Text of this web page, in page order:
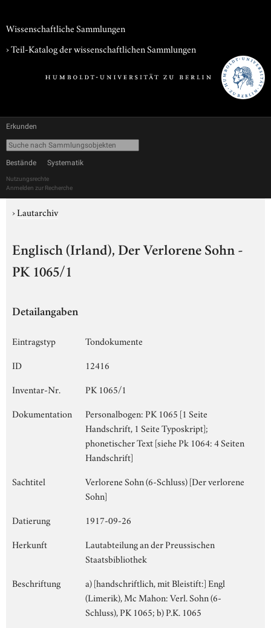
Wissenschaftliche Sammlungen
› Teil-Katalog der wissenschaftlichen Sammlungen
Erkunden
Bestände Systematik
Nutzungsrechte
Anmelden zur Recherche
›Lautarchiv
Englisch (Irland), Der Verlorene Sohn -
PK 1065/1
Detailangaben
Eintragstyp
Tondokumente
ID
12416
Inventar-Nr.
PK 1065/1
Dokumentation
Personalbogen: PK 1065 [1 Seite
Handschrift, 1 Seite Typoskript];
phonetischer Text [siehe Pk 1064: 4 Seiten
Handschrift]
Sachtitel
Verlorene Sohn (6-Schluss) [Der verlorene
Sohn]
Datierung
1917-09-26
Herkunft
Lautabteilung an der Preussischen
Staatsbibliothek
Beschriftung
a) [handschriftlich, mit Bleistift:] Engl
(Limerik), Mc Mahon: Verl. Sohn (6-
Schluss), PK 1065; b) P.K. 1065